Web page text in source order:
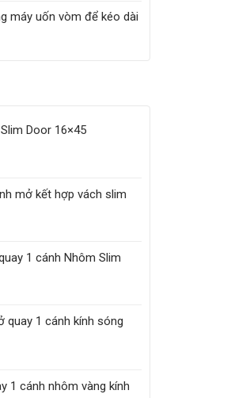
máy uốn vòm để kéo dài
Door 16×45
mở kết hợp vách slim
1 cánh Nhôm Slim
quay 1 cánh kính sóng
1 cánh nhôm vàng kính